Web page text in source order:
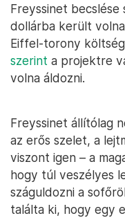
Freyssinet
dollárba került
Eiffel-torony
szerint a projektre
volna áldozni.
Freyssinet állítólag
az erős szelet, a
viszont igen – a
hogy túl veszélyes
száguldozni a
találta ki, hogy egy